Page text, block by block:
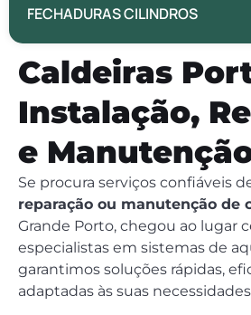
FECHADURAS CILINDROS
Caldeiras
Instalação,
e
Se procura serviços confiáveis
reparação ou manutenção de
Grande Porto, chegou ao lugar
especialistas em sistemas de
garantimos soluções rápidas,
adaptadas às suas